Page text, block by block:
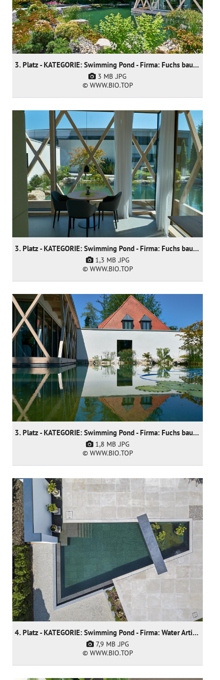
3. Platz - KATEGORIE: Swimming Pond - Firma: Fuchs baut Gärten GmbH
3 MB .JPG
© WWW.BIO.TOP
3. Platz - KATEGORIE: Swimming Pond - Firma: Fuchs baut Gärten GmbH
1,3 MB .JPG
© WWW.BIO.TOP
3. Platz - KATEGORIE: Swimming Pond - Firma: Fuchs baut Gärten GmbH
1,8 MB .JPG
© WWW.BIO.TOP
4. Platz - KATEGORIE: Swimming Pond - Firma: Water Artisans
7,9 MB .JPG
© WWW.BIO.TOP